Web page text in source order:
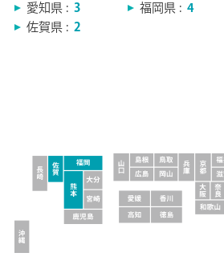
愛知県 : 3 福岡県 : 4
佐賀県 : 2